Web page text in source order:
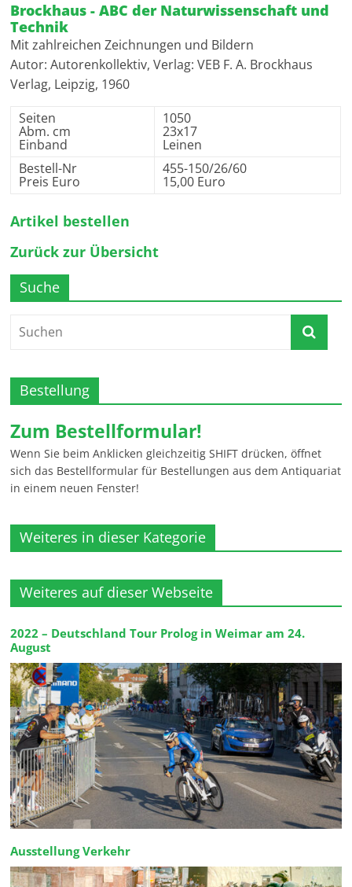
Brockhaus - ABC der Naturwissenschaft und
Technik
Mit zahlreichen Zeichnungen und Bildern
Autor: Autorenkollektiv, Verlag: VEB F. A. Brockhaus
Verlag, Leipzig, 1960
Seiten
Abm. cm
Einband
1050
23x17
Leinen
Bestell-Nr
Preis Euro
455-150/26/60
15,00 Euro
Artikel bestellen
Zurück zur Übersicht
Suche
Bestellung
Zum Bestellformular!
Wenn Sie beim Anklicken gleichzeitig SHIFT drücken, öffnet
sich das Bestellformular für Bestellungen aus dem Antiquariat
in einem neuen Fenster!
Weiteres in dieser Kategorie
Weiteres auf dieser Webseite
2022 – Deutschland Tour Prolog in Weimar am 24.
August
Ausstellung Verkehr